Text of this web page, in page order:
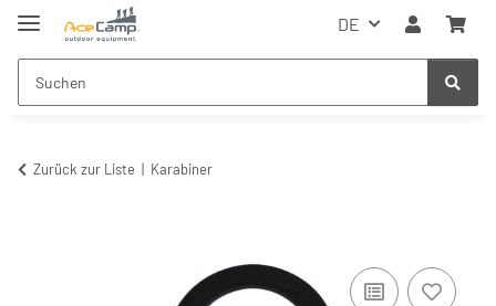
DE
Zurück zur Liste Karabiner